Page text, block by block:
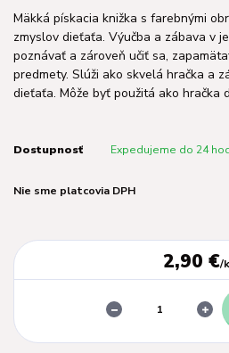
Mäkká pískacia knižka s farebnými
zmyslov dieťaťa. Výučba a zábava v
poznávať a zároveň učiť sa,
predmety. Slúži ako skvelá hračka a
dieťaťa. Môže byť použitá ako hračka
Dostupnosť Expedujeme do 24
Nie sme platcovia DPH
2,90 €/